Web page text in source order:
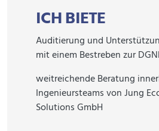
ICH BIETE
Auditierung und
mit einem Bestreben zur
weitreichende Beratung
Ingenieursteams von Jung
Solutions GmbH